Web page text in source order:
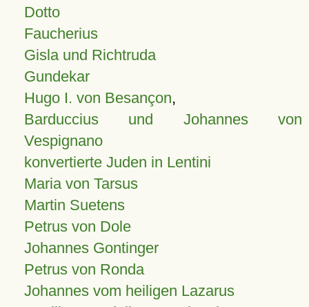
Dotto
Faucherius
Gisla und Richtruda
Gundekar
Hugo I. von Besançon,
Barduccius und Johannes von
Vespignano
konvertierte Juden in Lentini
Maria von Tarsus
Martin Suetens
Petrus von Dole
Johannes Gontinger
Petrus von Ronda
Johannes vom heiligen Lazarus